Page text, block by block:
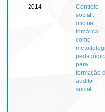
2014 -
Controle
social :
oficina
temática
como
para
formação
auditor
social